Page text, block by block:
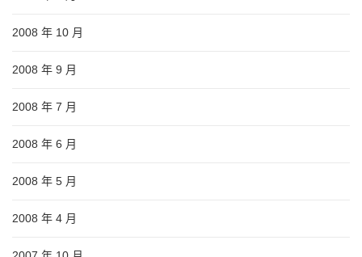
2008 年 10 月
2008 年 9 月
2008 年 7 月
2008 年 6 月
2008 年 5 月
2008 年 4 月